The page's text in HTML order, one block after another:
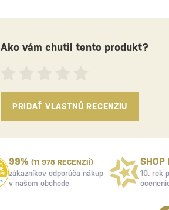
Ako vám chutil tento produkt?
PRIDAŤ VLASTNÚ RECENZIU
99% (11 978 RECENZIÍ)
zákazníkov odporúča nákup
v našom obchode
SHOP
10. rok